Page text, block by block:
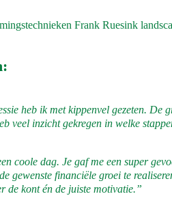
Frank Ruesink
heb ik met kippenvel gezeten. De
veel inzicht gekregen in welke
coole dag. Je gaf me een super
gewenste financiële groei te
de kont én de juiste motivatie.”